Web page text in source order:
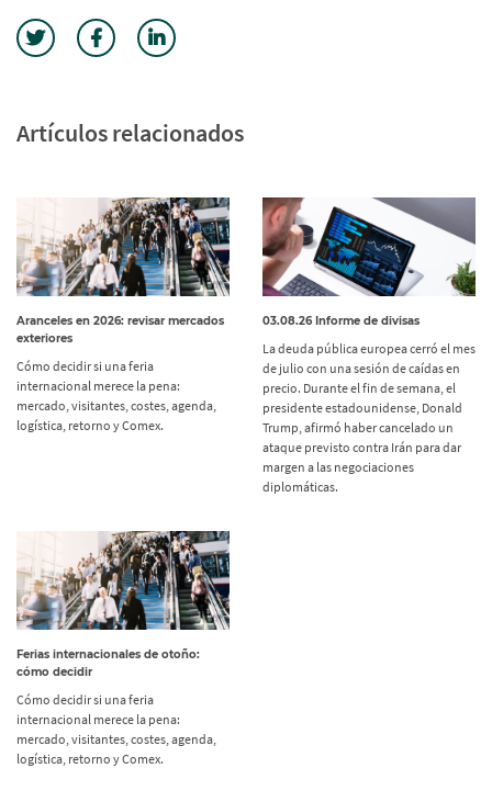
Artículos relacionados
Aranceles en 2026: revisar mercados
exteriores
Cómo decidir si una feria
internacional merece la pena:
mercado, visitantes, costes, agenda,
logística, retorno y Comex.
03.08.26 Informe de divisas
La deuda pública europea cerró el mes
de julio con una sesión de caídas en
precio. Durante el fin de semana, el
presidente estadounidense, Donald
Trump, afirmó haber cancelado un
ataque previsto contra Irán para dar
margen a las negociaciones
diplomáticas.
Ferias internacionales de otoño:
cómo decidir
Cómo decidir si una feria
internacional merece la pena:
mercado, visitantes, costes, agenda,
logística, retorno y Comex.